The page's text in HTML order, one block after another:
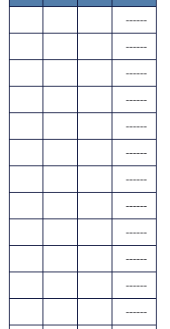
------
------
------
------
------
------
------
------
------
------
------
------